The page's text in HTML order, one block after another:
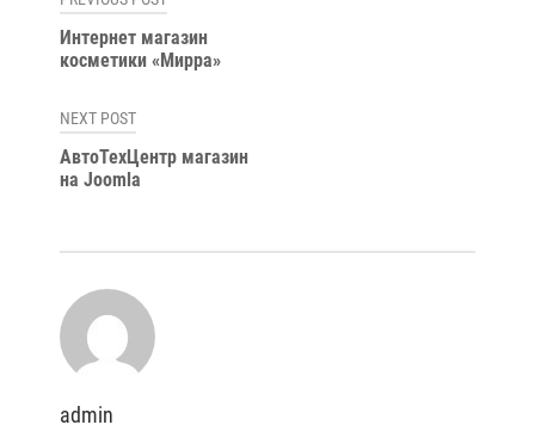
по
записям
Интернет магазин
косметики «Мирра»
NEXT POST
АвтоТехЦентр магазин
на Joomla
admin